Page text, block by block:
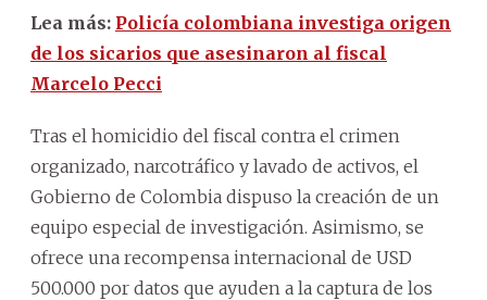
Lea más: Policía colombiana investiga origen
de los sicarios que asesinaron al fiscal
Marcelo Pecci
Tras el homicidio del fiscal contra el crimen
organizado, narcotráfico y lavado de activos, el
Gobierno de Colombia dispuso la creación de un
equipo especial de investigación. Asimismo, se
ofrece una recompensa internacional de USD
500.000 por datos que ayuden a la captura de los